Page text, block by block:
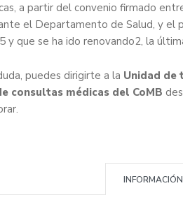
a partir del convenio firmado
el Departamento de Salud, y el
y que se ha ido renovando2, la
puedes dirigirte a la Unidad de
consultas médicas del CoMB
INFORMACIÓN